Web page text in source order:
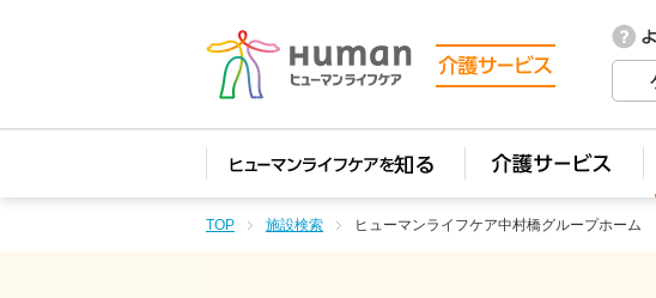
TOP 施設検索 ヒューマンライフケア中村橋グループホーム